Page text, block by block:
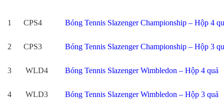
1 CPS4 Bóng Tennis Slazenger Championship – Hộp 4
2 CPS3 Bóng Tennis Slazenger Championship – Hộp 3
3 WLD4 Bóng Tennis Slazenger Wimbledon – Hộp 4 quả
4 WLD3 Bóng Tennis Slazenger Wimbledon – Hộp 3 quả